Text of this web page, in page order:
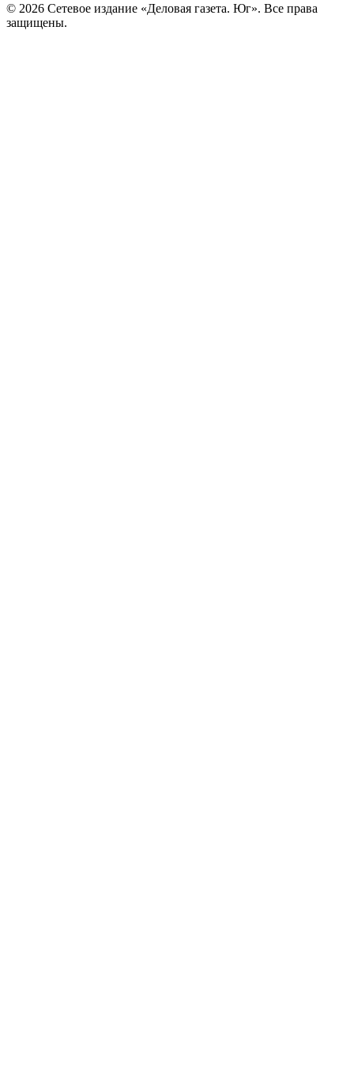
© 2026 Сетевое издание «Деловая газета. Юг». Все права
защищены.